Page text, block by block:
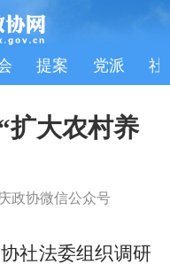
提案 党派 社
扩大农村养
政协微信公众号
社法委组织调研